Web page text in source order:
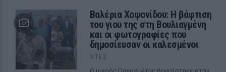
Βαλέρια Χοψονίδου: Η βάφτιση
του γιου της στη Βουλιαγμένη
και οι φωτογραφίες που
δημοσίευσαν οι καλεσμένοι
ΧΤΕΣ